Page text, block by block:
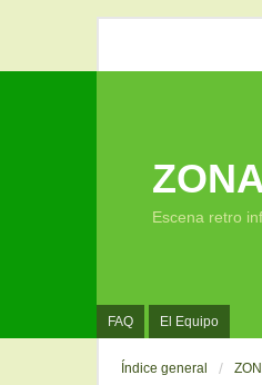
FAQ El Equipo
Escena retro
Índice general